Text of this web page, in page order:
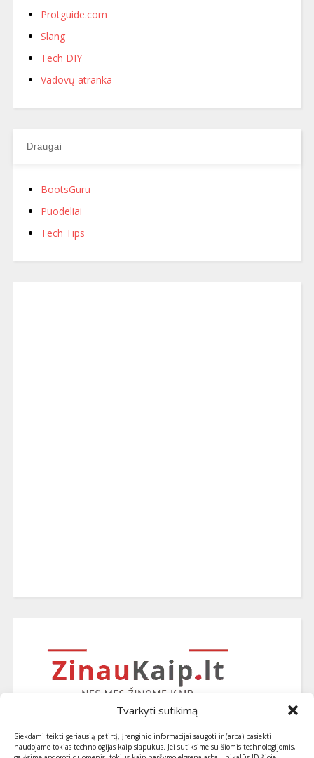
Tvarkyti sutikimą
Siekdami teikti geriausią patirtį, įrenginio informacijai saugoti ir (arba) pasiekti
naudojame tokias technologijas kaip slapukus. Jei sutiksime su šiomis technologijomis,
Protguide.com
Slang
Tech DIY
Vadovų atranka
Draugai
BootsGuru
Puodeliai
Tech Tips